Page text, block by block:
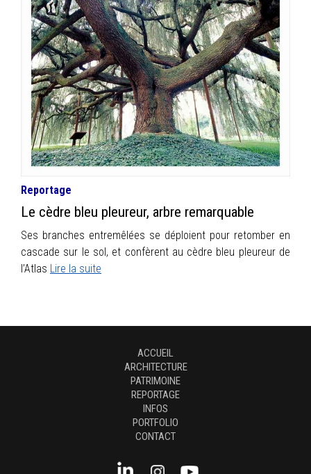
Reportage
Le cèdre bleu pleureur, arbre remarquable
Ses branches entremêlées se déploient pour retomber en
cascade sur le sol, et confèrent au cèdre bleu pleureur de
l’Atlas Lire la suite
ACCUEIL
ARCHITECTURE
PATRIMOINE
REPORTAGE
INFOS
PORTFOLIO
CONTACT